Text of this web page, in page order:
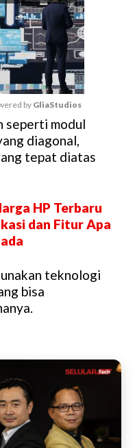
M
u
t
by GliaStudios
seperti modul
diagonal,
tepat diatas
HP Terbaru
dan Fitur Apa
teknologi
bisa